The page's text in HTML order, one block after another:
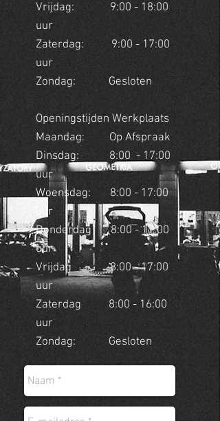
Vrijdag: 9:00 - 18:00
uur
Zaterdag: 9:00 - 17:00
uur
Zondag: Gesloten
Openingstijden Werkplaats
Maandag: Op Afspraak
Dinsdag: 8:00 - 17:00
uur
Woensdag: 8:00 - 17:00
uur
Donderdag 8:00 - 17:00
uur
Vrijdag 8:00 - 17:00
uur
Zaterdag 8:00 - 16:00
uur
Zondag: Gesloten